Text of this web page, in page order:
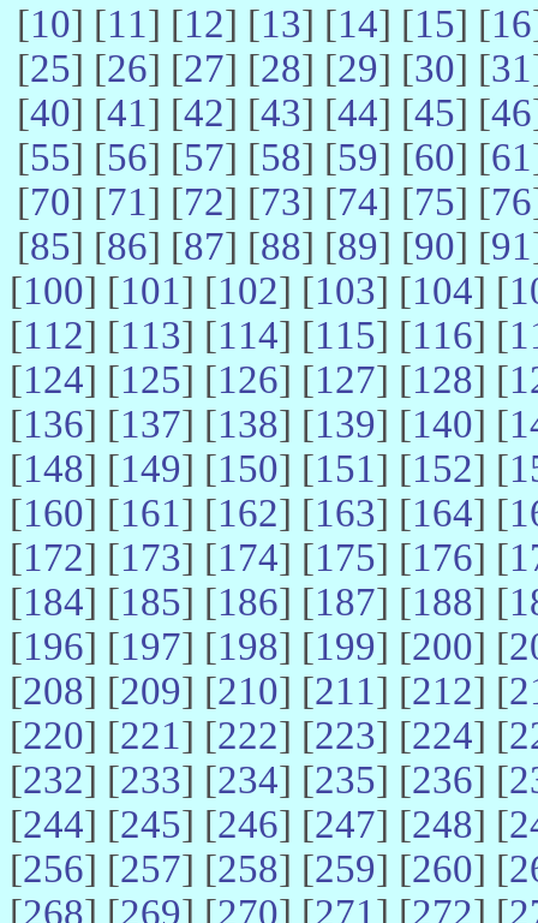
[10] [11] [12] [13] [14] [15] [16
[25] [26] [27] [28] [29] [30] [31
[40] [41] [42] [43] [44] [45] [46
[55] [56] [57] [58] [59] [60] [61
[70] [71] [72] [73] [74] [75] [76
[85] [86] [87] [88] [89] [90] [91
[100] [101] [102] [103] [104] [
[112] [113] [114] [115] [116] [
[124] [125] [126] [127] [128] [
[136] [137] [138] [139] [140] [
[148] [149] [150] [151] [152] [
[160] [161] [162] [163] [164] [
[172] [173] [174] [175] [176] [
[184] [185] [186] [187] [188] [
[196] [197] [198] [199] [200] [
[208] [209] [210] [211] [212] [
[220] [221] [222] [223] [224] [
[232] [233] [234] [235] [236] [
[244] [245] [246] [247] [248] [
[256] [257] [258] [259] [260] [
[268] [269] [270] [271] [272] [